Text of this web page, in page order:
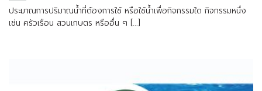
ประมาณการปริมาณน้ำที่ต้องการใช้ หรือใช้น้ำเพื่อกิจกรรมใด กิจกรรมหนึ่ง
เช่น ครัวเรือน สวนเกษตร หรืออื่น ๆ [...]